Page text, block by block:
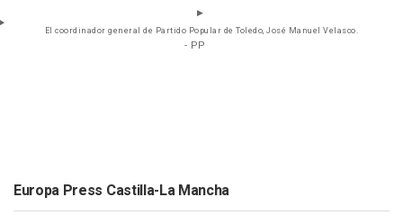
El coordinador general de Partido Popular de Toledo, José Manuel Velasco.
- PP
Europa Press Castilla-La Mancha